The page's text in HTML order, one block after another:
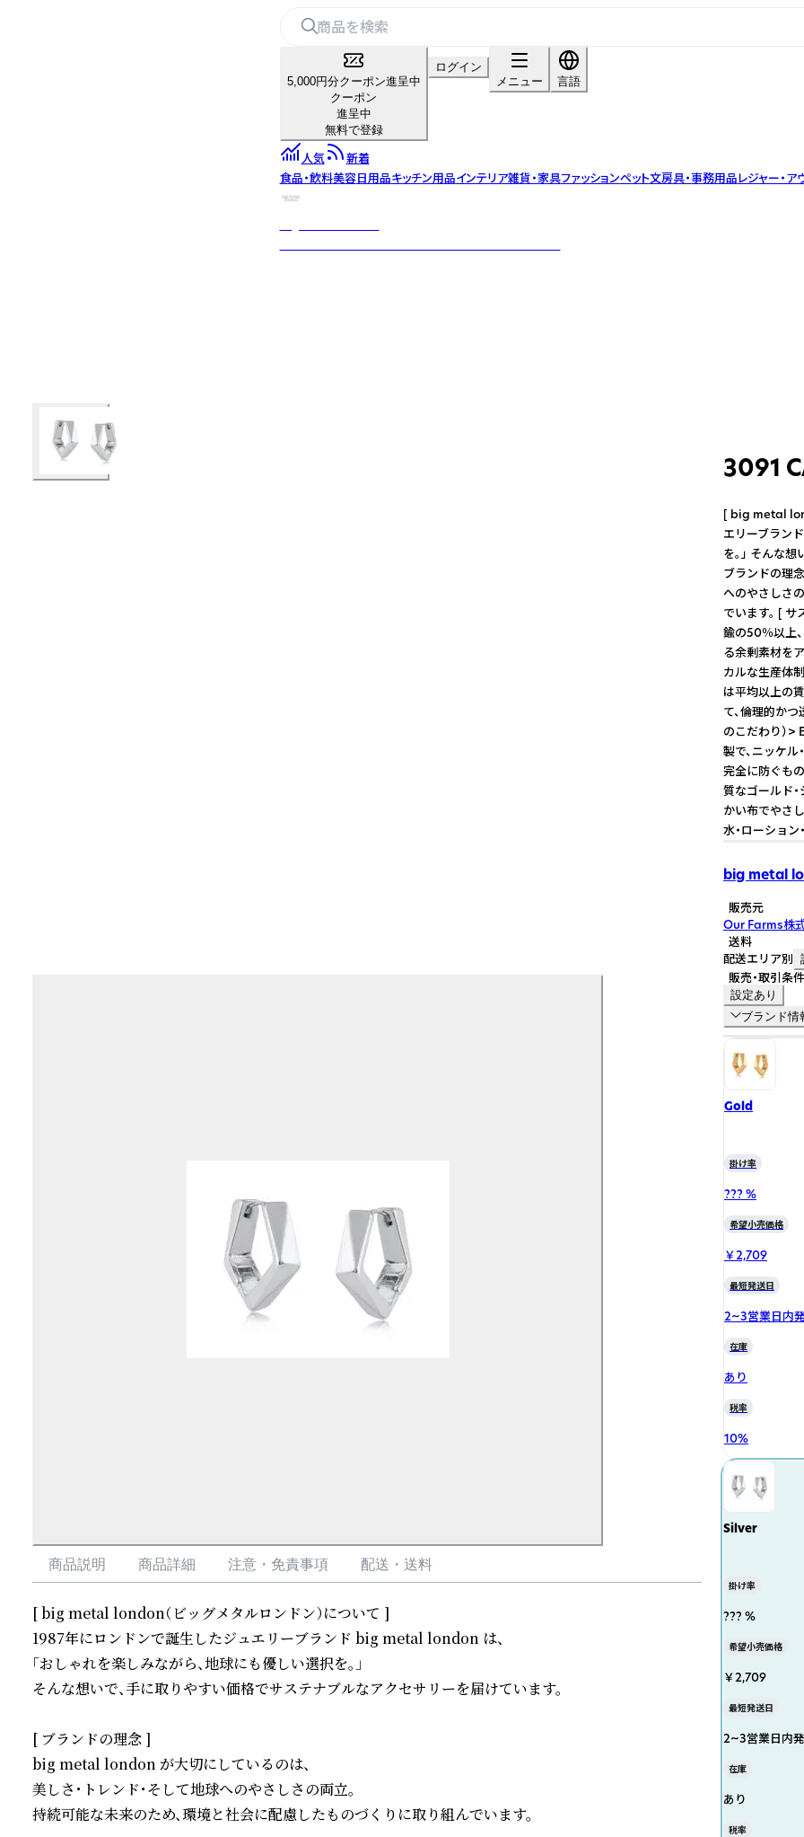
5,000円分クーポン進呈中
クーポン
進呈中
無料で登録
ログイン
メニュー
言語
人気
新着
食品・飲料美容日用品キッチン用品インテリア雑貨・家具ファッションペット文房具・事務用品レジャー・ア
商品説明 商品詳細 注意・免責事項 配送・送料
[ big metal london（ビッグメタルロンドン）について ]
1987年にロンドンで誕生したジュエリーブランド big metal london は、
「おしゃれを楽しみながら、地球にも優しい選択を。」
そんな想いで、手に取りやすい価格でサステナブルなアクセサリーを届けています。
[ ブランドの理念 ]
big metal london が大切にしているのは、
美しさ・トレンド・そして地球へのやさしさの両立。
持続可能な未来のため、環境と社会に配慮したものづくりに取り組んでいます。
3091
[ big metal
エリーブラン
を。」 そんな
ブランドの理
へのやさしさ
でいます。 [
鍮の50％以上
る余剰素材を
カルな生産体
は平均以上の
て、倫理的か
のこだわり）>
製で、ニッケ
完全に防ぐも
質なゴールド
かい布でやさ
水・ローショ
big metal
販売元
Our Farms株
送料
配送エリア別
販売・取引条件
設定あり
ブランド情
Gold
掛け率
??? %
希望小売価格
￥2,709
最短発送日
2~3営業日内
在庫
あり
税率
10%
Silver
掛け率
??? %
希望小売価格
￥2,709
最短発送日
2~3営業日内
在庫
あり
税率